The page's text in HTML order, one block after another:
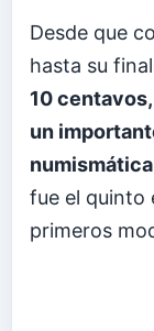
Desde que
hasta su
10
un
fue el quinto
primeros